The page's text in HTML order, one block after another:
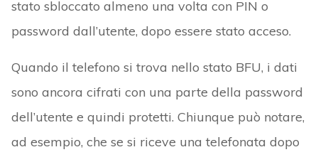
stato sbloccato almeno una volta con PIN o
password dall’utente, dopo essere stato acceso.
Quando il telefono si trova nello stato BFU, i dati
sono ancora cifrati con una parte della password
dell’utente e quindi protetti. Chiunque può notare,
ad esempio, che se si riceve una telefonata dopo